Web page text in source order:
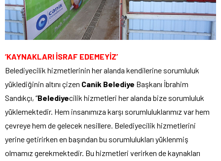
‘KAYNAKLARI İSRAF EDEMEYİZ’
Belediyecilik hizmetlerinin her alanda kendilerine sorumluluk
yüklediğinin altını çizen Canik Belediye Başkanı İbrahim
Sandıkçı, “Belediyecilik hizmetleri her alanda bize sorumluluk
yüklemektedir. Hem insanımıza karşı sorumluluklarımız var hem
çevreye hem de gelecek nesillere. Belediyecilik hizmetlerini
yerine getirirken en başından bu sorumlulukları yüklenmiş
olmamız gerekmektedir. Bu hizmetleri verirken de kaynakları